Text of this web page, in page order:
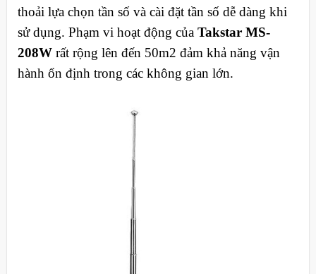
thoải lựa chọn tần số và cài đặt tần số dễ dàng khi
sử dụng. Phạm vi hoạt động của Takstar MS-
208Wrất rộng lên đến 50m2 đảm khả năng vận
hành ổn định trong các không gian lớn.